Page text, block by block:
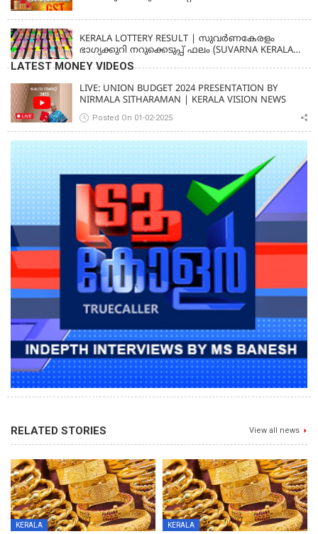
KERALA LOTTERY RESULT | സുവര്‍ണകേരളം
ഭാഗ്യക്കുറി നറുക്കെടുപ്പ് ഫലം (SUVARNA KERALAM
SK-16)
LATEST MONEY VIDEOS
LIVE: UNION BUDGET 2024 PRESENTATION BY
NIRMALA SITHARAMAN | KERALA VISION NEWS
Posted On 01-02-2025
RELATED STORIES View all news
KERALA KERALA